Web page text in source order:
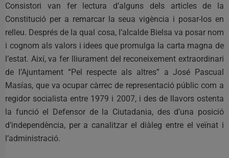
Consistori van fer lectura d’alguns dels articles de la
Constitució per a remarcar la seua vigència i posar-los en
relleu. Després de la qual cosa, l’alcalde Bielsa va posar nom
i cognom als valors i idees que promulga la carta magna de
l’estat. Així, va fer lliurament del reconeixement extraordinari
de l’Ajuntament “Pel respecte als altres” a José Pascual
Masías, que va ocupar càrrec de representació públic com a
regidor socialista entre 1979 i 2007, i des de llavors ostenta
la funció el Defensor de la Ciutadania, des d’una posició
d’independència, per a canalitzar el diàleg entre el veïnat i
l’administració.